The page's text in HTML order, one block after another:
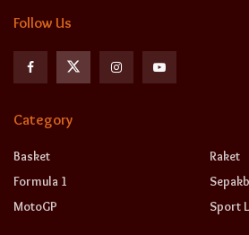
Follow Us
Category
Basket
Formula 1
MotoGP
Raket
Sport